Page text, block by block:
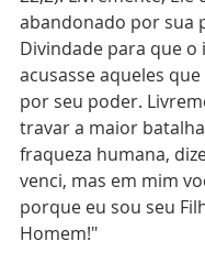
abandonado por sua
Divindade para que o
acusasse aqueles
por seu poder.
travar a maior
fraqueza humana,
venci, mas em mim
porque eu sou seu
Homem!"